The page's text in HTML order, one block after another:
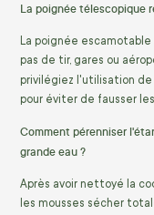
La poignée télescopique
La poignée
pas de tir, gares ou
privilégiez l'utilisation de
pour éviter de fausser
Comment pérenniser
grande eau ?
Après avoir nettoyé la
les mousses sécher